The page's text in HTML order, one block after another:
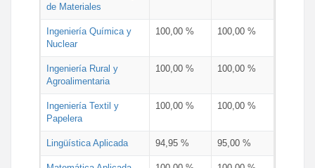
de Materiales
Ingeniería Química y
Nuclear
100,00 % 100,00 %
Ingeniería Rural y
Agroalimentaria
100,00 % 100,00 %
Ingeniería Textil y
Papelera
100,00 % 100,00 %
Lingüística Aplicada 94,95 % 95,00 %